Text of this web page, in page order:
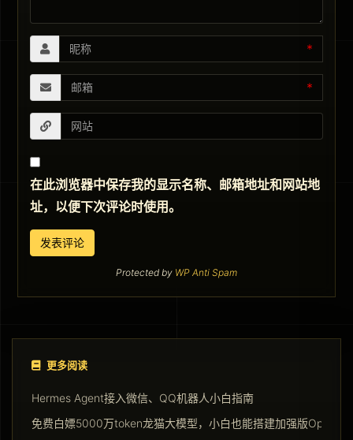
*
*
在此浏览器中保存我的显示名称、邮箱地址和网站地
址，以便下次评论时使用。
Protected by WP Anti Spam
更多阅读
Hermes Agent接入微信、QQ机器人小白指南
免费白嫖5000万token龙猫大模型，小白也能搭建加强版